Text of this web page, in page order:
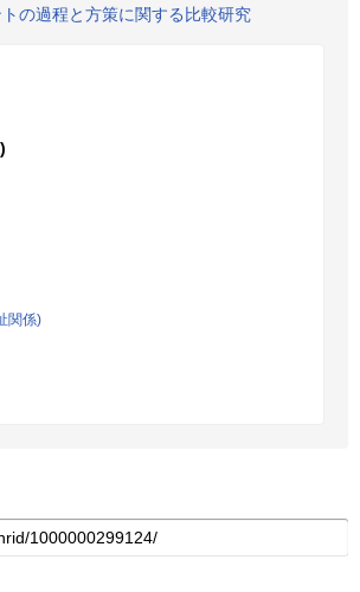
の過程と方策に関する比較研究
関係)